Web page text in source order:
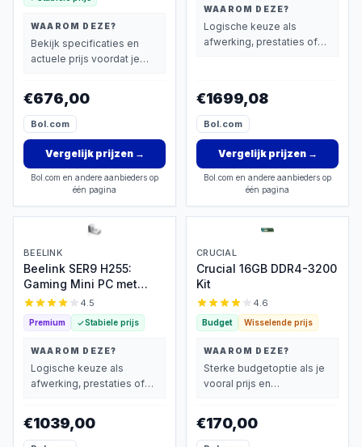
WAAROM DEZE?
Bekijk specificaties en
actuele prijs voordat je
€676,00
Bol.com
Vergelijk prijzen→
Bol.com en andere aanbieders op
één pagina
WAAROM DEZE?
Logische keuze als
afwerking, prestaties of
€1699,08
Bol.com
Vergelijk prijzen→
Bol.com en andere aanbieders op
één pagina
BEELINK
Beelink SER9 H255:
Gaming Mini PC met
Ryzen 7 & 32GB RAM
4.5
Premium Stabiele prijs
WAAROM DEZE?
Logische keuze als
afwerking, prestaties of
€1039,00
CRUCIAL
Crucial 16GB DDR4-3200
Kit
4.6
Budget Wisselende prijs
WAAROM DEZE?
Sterke budgetoptie als je
vooral prijs en
€170,00